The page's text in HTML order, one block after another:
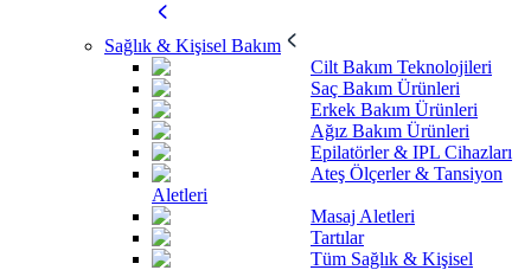
Sağlık & Kişisel Bakım
Cilt Bakım Teknolojileri
Saç Bakım Ürünleri
Erkek Bakım Ürünleri
Ağız Bakım Ürünleri
Epilatörler & IPL Cihazları
Ateş Ölçerler & Tansiyon
Aletleri
Masaj Aletleri
Tartılar
Tüm Sağlık & Kişisel